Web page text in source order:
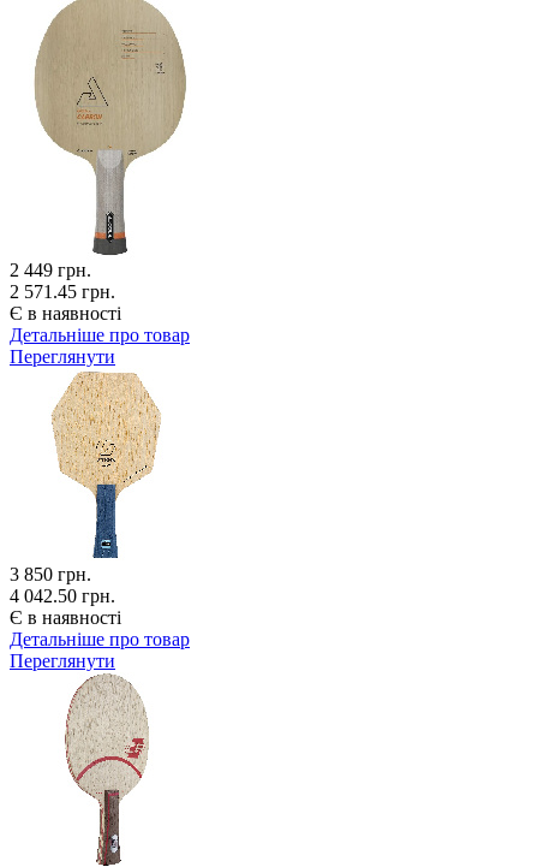
2 449 грн.
2 571.45 грн.
Є в наявності
Детальніше про товар
Переглянути
3 850 грн.
4 042.50 грн.
Є в наявності
Детальніше про товар
Переглянути